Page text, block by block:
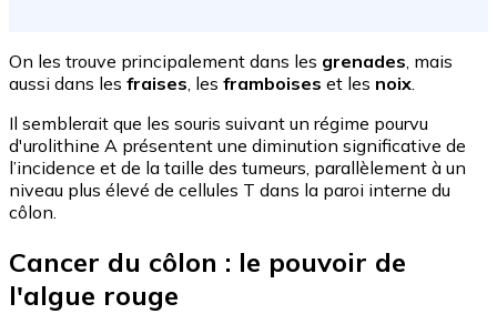
On les trouve principalement dans les grenades, mais
aussi dans les fraises, les framboises et les noix.
Il semblerait que les souris suivant un régime pourvu
d'urolithine A présentent une diminution significative de
l’incidence et de la taille des tumeurs, parallèlement à un
niveau plus élevé de cellules T dans la paroi interne du
côlon.
Cancer du côlon : le pouvoir de
l'algue rouge